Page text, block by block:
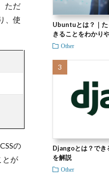
ただ
、使
の
とが
Ubuntuとは？｜
きることをわかり
Other
Djangoとは？でき
を解説
Other